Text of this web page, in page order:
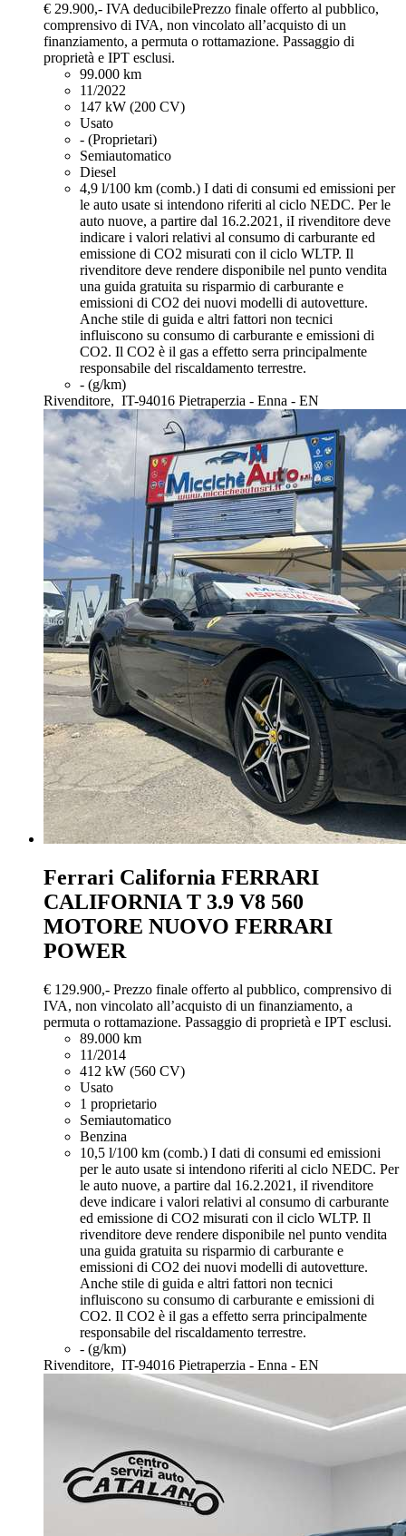
€ 29.900,- IVA deducibilePrezzo finale offerto al pubblico,
comprensivo di IVA, non vincolato all’acquisto di un
finanziamento, a permuta o rottamazione. Passaggio di
proprietà e IPT esclusi.
99.000 km
11/2022
147 kW (200 CV)
Usato
- (Proprietari)
Semiautomatico
Diesel
4,9 l/100 km (comb.) I dati di consumi ed emissioni per
le auto usate si intendono riferiti al ciclo NEDC. Per le
auto nuove, a partire dal 16.2.2021, iI rivenditore deve
indicare i valori relativi al consumo di carburante ed
emissione di CO2 misurati con il ciclo WLTP. Il
rivenditore deve rendere disponibile nel punto vendita
una guida gratuita su risparmio di carburante e
emissioni di CO2 dei nuovi modelli di autovetture.
Anche stile di guida e altri fattori non tecnici
influiscono su consumo di carburante e emissioni di
CO2. Il CO2 è il gas a effetto serra principalmente
responsabile del riscaldamento terrestre.
- (g/km)
Rivenditore, IT-94016 Pietraperzia - Enna - EN
Ferrari California FERRARI
CALIFORNIA T 3.9 V8 560
MOTORE NUOVO FERRARI
POWER
€ 129.900,- Prezzo finale offerto al pubblico, comprensivo di
IVA, non vincolato all’acquisto di un finanziamento, a
permuta o rottamazione. Passaggio di proprietà e IPT esclusi.
89.000 km
11/2014
412 kW (560 CV)
Usato
1 proprietario
Semiautomatico
Benzina
10,5 l/100 km (comb.) I dati di consumi ed emissioni
per le auto usate si intendono riferiti al ciclo NEDC. Per
le auto nuove, a partire dal 16.2.2021, iI rivenditore
deve indicare i valori relativi al consumo di carburante
ed emissione di CO2 misurati con il ciclo WLTP. Il
rivenditore deve rendere disponibile nel punto vendita
una guida gratuita su risparmio di carburante e
emissioni di CO2 dei nuovi modelli di autovetture.
Anche stile di guida e altri fattori non tecnici
influiscono su consumo di carburante e emissioni di
CO2. Il CO2 è il gas a effetto serra principalmente
responsabile del riscaldamento terrestre.
- (g/km)
Rivenditore, IT-94016 Pietraperzia - Enna - EN